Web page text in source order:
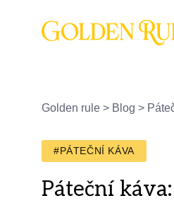
Golden rule > Blog >
#PÁTEČNÍ KÁVA
Páteční